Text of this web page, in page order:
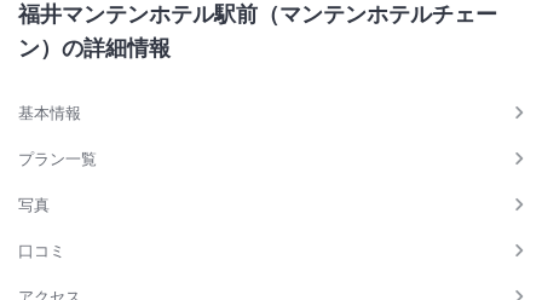
福井マンテンホテル駅前（マンテンホテルチェー
ン）の詳細情報
基本情報
プラン一覧
写真
口コミ